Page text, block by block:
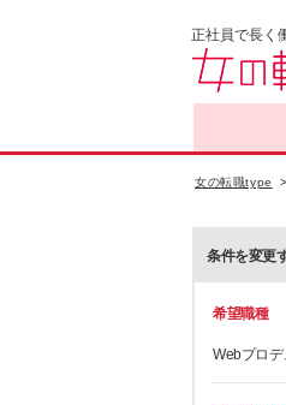
正社員で長く
女の転職type
条件を変更
希望職種
Webプロ